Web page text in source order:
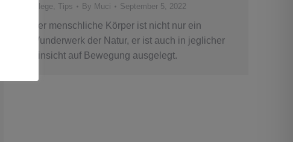
Pflege, Tips By Muci September 5, 2022
Der menschliche Körper ist nicht nur ein
Wunderwerk der Natur, er ist auch in jeglicher
Hinsicht auf Bewegung ausgelegt.